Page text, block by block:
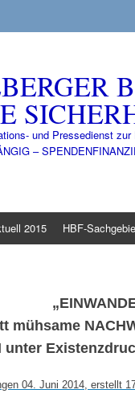
und Pressedienst
–
2015 HBF-
mühsame
unter
04. Juni 2014, erstellt